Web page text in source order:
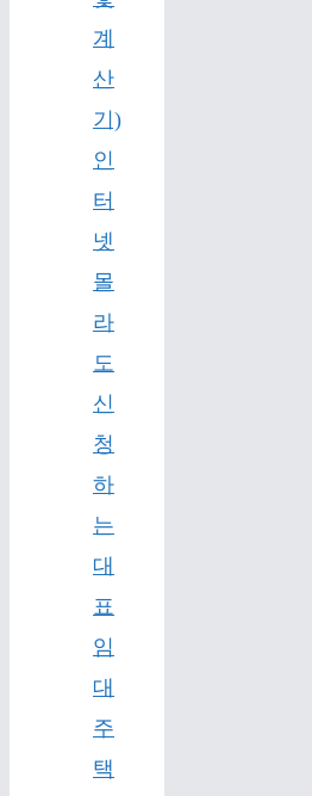
계
산
기)
인
터
넷
몰
라
도
신
청
하
는
대
표
임
대
주
택